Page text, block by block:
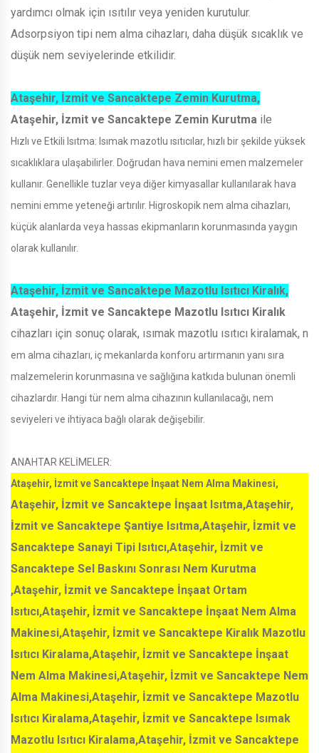
yardımcı olmak için ısıtılır veya yeniden kurutulur.
Adsorpsiyon tipi nem alma cihazları, daha düşük sıcaklık ve
düşük nem seviyelerinde etkilidir.
Ataşehir, İzmit ve Sancaktepe Zemin Kurutma,
Ataşehir, İzmit ve Sancaktepe Zemin Kurutma ile
Hızlı ve Etkili Isıtma: Isımak mazotlu ısıtıcılar, hızlı bir şekilde yüksek
sıcaklıklara ulaşabilirler. Doğrudan hava nemini emen malzemeler
kullanır. Genellikle tuzlar veya diğer kimyasallar kullanılarak hava
nemini emme yeteneği artırılır. Higroskopik nem alma cihazları,
küçük alanlarda veya hassas ekipmanların korunmasında yaygın
olarak kullanılır.
Ataşehir, İzmit ve Sancaktepe Mazotlu Isıtıcı Kiralık,
Ataşehir, İzmit ve Sancaktepe Mazotlu Isıtıcı Kiralık
cihazları için sonuç olarak, ısımak mazotlu ısıtıcı kiralamak, n
em alma cihazları, iç mekanlarda konforu artırmanın yanı sıra
malzemelerin korunmasına ve sağlığına katkıda bulunan önemli
cihazlardır. Hangi tür nem alma cihazının kullanılacağı, nem
seviyeleri ve ihtiyaca bağlı olarak değişebilir.
ANAHTAR KELİMELER:
Ataşehir, İzmit ve Sancaktepe İnşaat Nem Alma Makinesi,
Ataşehir, İzmit ve Sancaktepe İnşaat Isıtma,Ataşehir,
İzmit ve Sancaktepe Şantiye Isıtma,Ataşehir, İzmit ve
Sancaktepe Sanayi Tipi Isıtıcı,Ataşehir, İzmit ve
Sancaktepe Sel Baskını Sonrası Nem Kurutma
,Ataşehir, İzmit ve Sancaktepe İnşaat Ortam
Isıtıcı,Ataşehir, İzmit ve Sancaktepe İnşaat Nem Alma
Makinesi,Ataşehir, İzmit ve Sancaktepe Kiralık Mazotlu
Isıtıcı Kiralama,Ataşehir, İzmit ve Sancaktepe İnşaat
Nem Alma Makinesi,Ataşehir, İzmit ve Sancaktepe Nem
Alma Makinesi,Ataşehir, İzmit ve Sancaktepe Mazotlu
Isıtıcı Kiralama,Ataşehir, İzmit ve Sancaktepe Isımak
Mazotlu Isıtıcı Kiralama,Ataşehir, İzmit ve Sancaktepe